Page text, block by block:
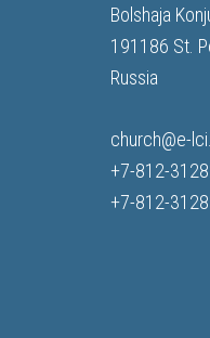
Bolshaja
191186 St.
Russia
church@e-
+7-812-
+7-812-